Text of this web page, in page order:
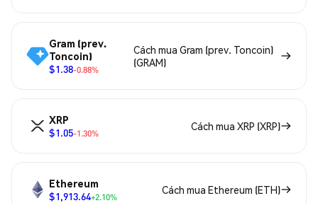
Gram (prev.
Toncoin)
$1.38-0.88%
Cách mua Gram (prev. Toncoin)
(GRAM)
XRP
$1.05-1.30%
Cách mua XRP (XRP)
Ethereum
$1,913.64+2.10%
Cách mua Ethereum (ETH)